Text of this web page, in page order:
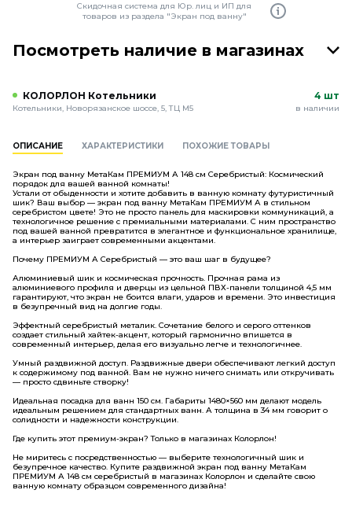
Скидочная система для Юр. лиц и ИП для
товаров из раздела "Экран под ванну"
Посмотреть наличие в магазинах
КОЛОРЛОН Котельники
Котельники, Новорязанское шоссе, 5, ТЦ М5
4 шт
в наличии
ОПИСАНИЕ ХАРАКТЕРИСТИКИ ПОХОЖИЕ ТОВАРЫ
Экран под ванну МетаКам ПРЕМИУМ А 148 см Серебристый: Космический
порядок для вашей ванной комнаты!
Устали от обыденности и хотите добавить в ванную комнату футуристичный
шик? Ваш выбор — экран под ванну МетаКам ПРЕМИУМ А в стильном
серебристом цвете! Это не просто панель для маскировки коммуникаций, а
технологичное решение с премиальными материалами. С ним пространство
под вашей ванной превратится в элегантное и функциональное хранилище,
а интерьер заиграет современными акцентами.
Почему ПРЕМИУМ А Серебристый — это ваш шаг в будущее?
Алюминиевый шик и космическая прочность. Прочная рама из
алюминиевого профиля и дверцы из цельной ПВХ-панели толщиной 4,5 мм
гарантируют, что экран не боится влаги, ударов и времени. Это инвестиция
в безупречный вид на долгие годы.
Эффектный серебристый металик. Сочетание белого и серого оттенков
создает стильный хайтек-акцент, который гармонично впишется в
современный интерьер, делая его визуально легче и технологичнее.
Умный раздвижной доступ. Раздвижные двери обеспечивают легкий доступ
к содержимому под ванной. Вам не нужно ничего снимать или откручивать
— просто сдвиньте створку!
Идеальная посадка для ванн 150 см. Габариты 1480×560 мм делают модель
идеальным решением для стандартных ванн. А толщина в 34 мм говорит о
солидности и надежности конструкции.
Где купить этот премиум-экран? Только в магазинах Колорлон!
Не миритесь с посредственностью — выберите технологичный шик и
безупречное качество. Купите раздвижной экран под ванну МетаКам
ПРЕМИУМ А 148 см серебристый в магазинах Колорлон и сделайте свою
ванную комнату образцом современного дизайна!